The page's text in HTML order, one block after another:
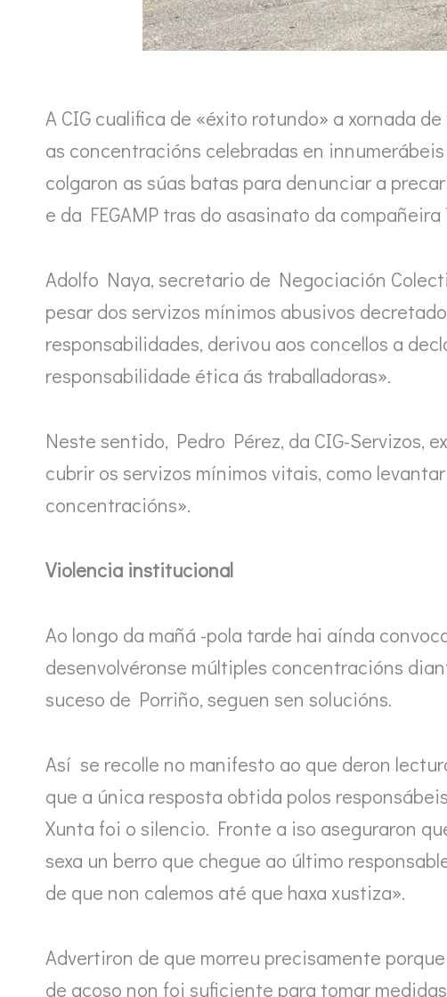
A CIG cualifica de «éxito rotundo» a xornada
as concentracións celebradas en
colgaron as súas batas para denunciar a
e da FEGAMP tras do asasinato da
Adolfo Naya, secretario de Negociación
pesar dos servizos mínimos abusivos
responsabilidades, derivou aos concellos a
responsabilidade ética ás traballadoras».
Neste sentido, Pedro Pérez, da CIG-Servizos,
cubrir os servizos mínimos vitais, como
concentracións».
Violencia institucional
Ao longo da mañá -pola tarde hai aínda
desenvolvéronse múltiples concentracións
suceso de Porriño, seguen sen solucións.
Así se recolle no manifesto ao que deron
que a única resposta obtida polos
Xunta foi o silencio. Fronte a iso aseguraron
sexa un berro que chegue ao último
de que non calemos até que haxa xustiza».
Advertiron de que morreu precisamente
de acoso non foi suficiente para tomar